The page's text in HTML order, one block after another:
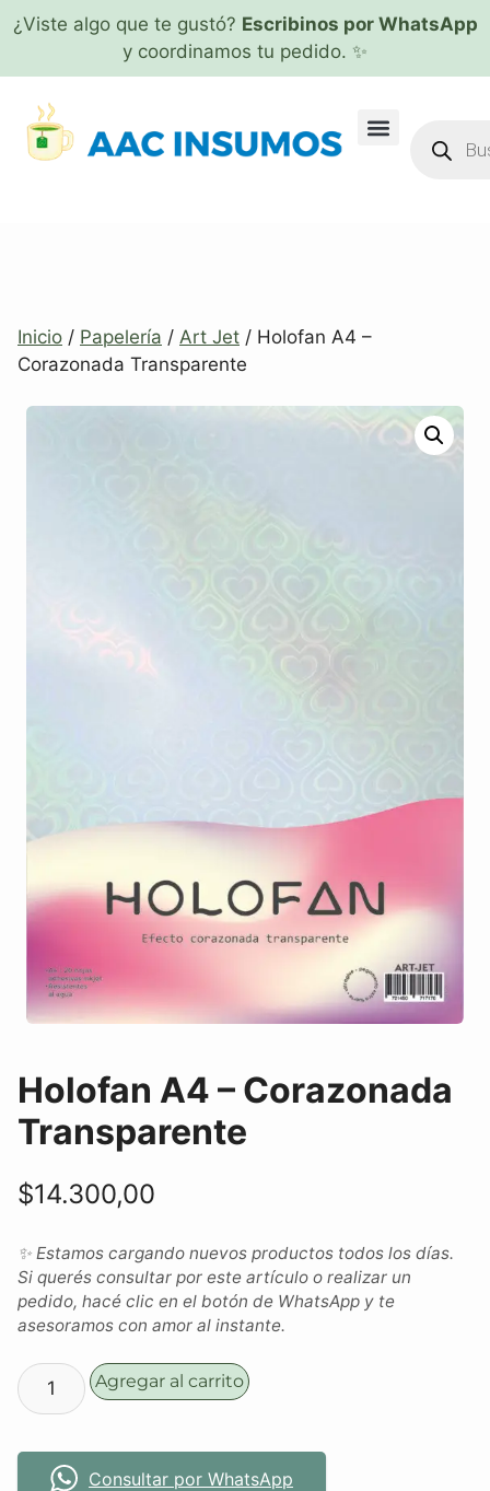
¿Viste algo que te gustó? Escribinos por WhatsApp
y coordinamos tu pedido. ✨
Inicio / Papelería / Art Jet / Holofan A4 –
Corazonada Transparente
Holofan A4 – Corazonada
Transparente
$14.300,00
✨ Estamos cargando nuevos productos todos los días.
Si querés consultar por este artículo o realizar un
pedido, hacé clic en el botón de WhatsApp y te
asesoramos con amor al instante.
Agregar al carrito
Consultar por WhatsApp